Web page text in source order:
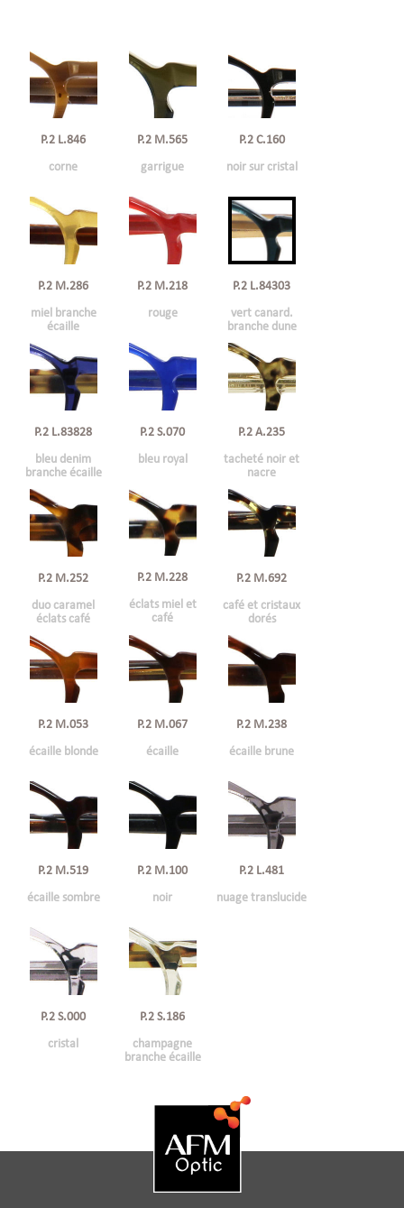
P.2 L.846
corne
P.2 M.565
garrigue
P.2 C.160
noir sur cristal
P.2 M.286
miel branche
écaille
P.2 M.218
rouge
P.2 L.84303
vert canard.
branche dune
P.2 L.83828
bleu denim
branche écaille
P.2 S.070
bleu royal
P.2 A.235
tacheté noir et
nacre
P.2 M.252
duo caramel
éclats café
P.2 M.228
éclats miel et
café
P.2 M.692
café et cristaux
dorés
P.2 M.053
écaille blonde
P.2 M.067
écaille
P.2 M.238
écaille brune
P.2 M.519
écaille sombre
P.2 M.100
noir
P.2 L.481
nuage translucide
P.2 S.000
cristal
P.2 S.186
champagne
branche écaille